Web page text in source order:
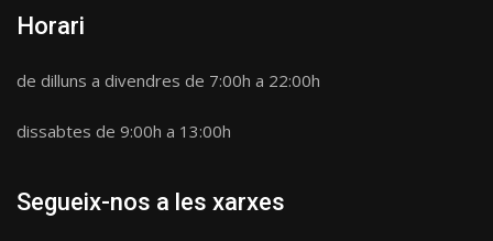
Horari
de dilluns a divendres de 7:00h a 22:00h
dissabtes de 9:00h a 13:00h
Segueix-nos a les xarxes